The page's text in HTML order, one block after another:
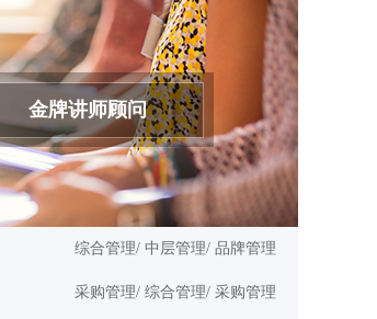
金牌讲师顾问
综合管理/ 中层管理/ 品牌管理
采购管理/ 综合管理/ 采购管理